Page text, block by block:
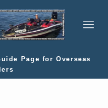
Page for Overseas